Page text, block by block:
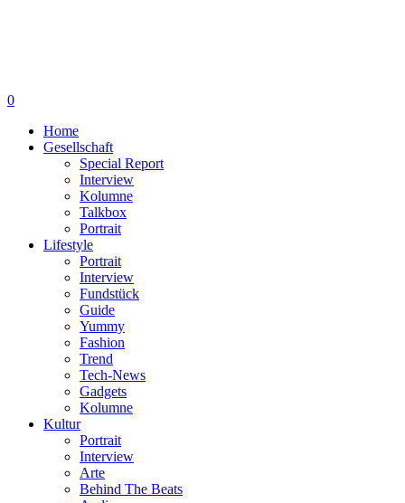
0
Home
Gesellschaft
Special Report
Interview
Kolumne
Talkbox
Portrait
Lifestyle
Portrait
Interview
Fundstück
Guide
Yummy
Fashion
Trend
Tech-News
Gadgets
Kolumne
Kultur
Portrait
Interview
Arte
Behind The Beats